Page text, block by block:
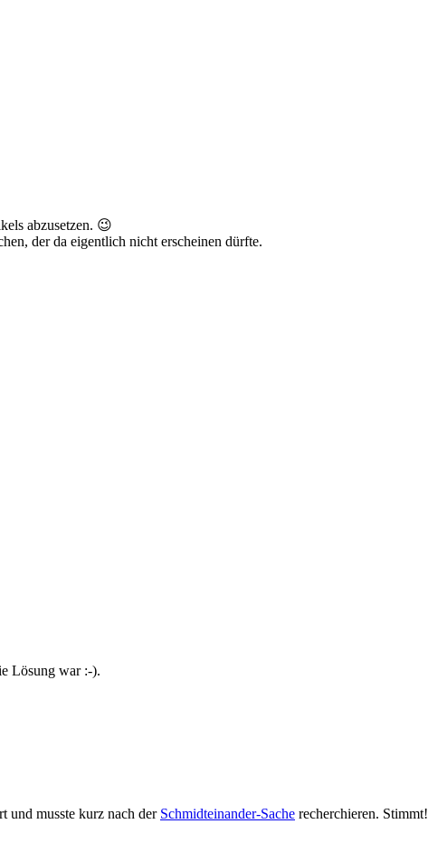
abzusetzen. 😉
der da eigentlich nicht erscheinen dürfte.
Lösung war :-).
und musste kurz nach der Schmidteinander-Sache recherchieren. Stimmt!